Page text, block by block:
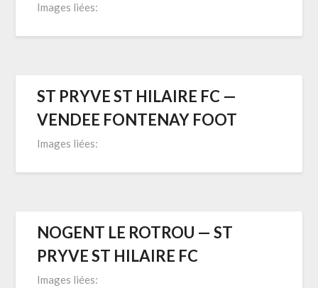
Images liées:
ST PRYVE ST HILAIRE FC —
VENDEE FONTENAY FOOT
Images liées:
NOGENT LE ROTROU — ST
PRYVE ST HILAIRE FC
Images liées: